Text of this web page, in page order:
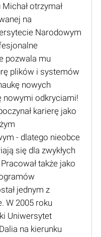
otrzymał
na
Narodowym
pozwala mu
plików i systemów
nowych
nowymi odkryciami!
karierę jako
- dlatego nieobce
się dla zwykłych
także jako
jednym z
W 2005 roku
Uniwersytet
na kierunku